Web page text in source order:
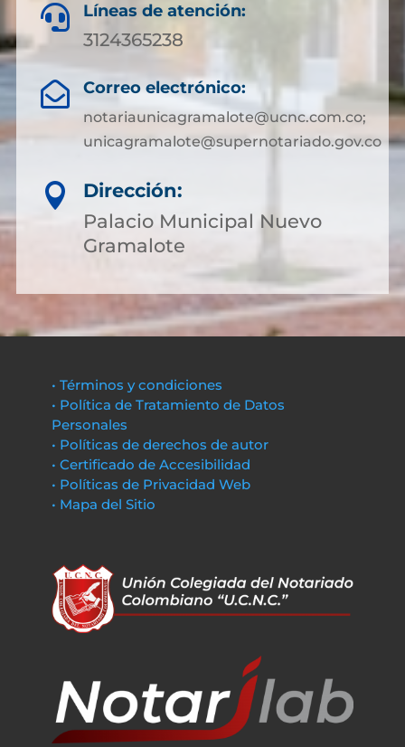
 Líneas de atención:
3124365238
 Correo electrónico:
notariaunicagramalote@ucnc.com.co;
unicagramalote@supernotariado.gov.co

Dirección:
Palacio Municipal Nuevo
Gramalote
• Términos y condiciones
• Política de Tratamiento de Datos
Personales
• Políticas de derechos de autor
• Certificado de Accesibilidad
• Políticas de Privacidad Web
• Mapa del Sitio